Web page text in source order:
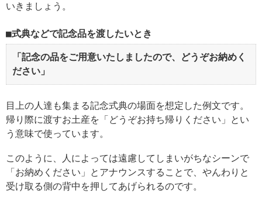
いきましょう。
式典などで記念品を渡したいとき
「記念の品をご用意いたしましたので、どうぞお納めく
ださい」
目上の人達も集まる記念式典の場面を想定した例文です。
帰り際に渡すお土産を「どうぞお持ち帰りください」とい
う意味で使っています。
このように、人によっては遠慮してしまいがちなシーンで
「お納めください」とアナウンスすることで、やんわりと
受け取る側の背中を押してあげられるのです。